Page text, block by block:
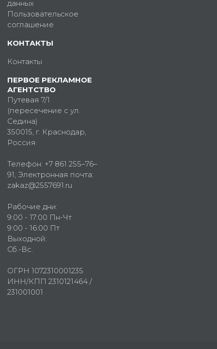
данных
Пользовательское
соглашение
КОНТАКТЫ
Контакты
ПЕРВОЕ РЕКЛАМНОЕ
АГЕНТСТВО
Путевая 7/1
(пересечение с ул.
Седина)
350015, г. Краснодар,
Россия
Телефон: +7 861 255–76–
91, Электронная почта:
zakaz@2557691.ru
Рабочие дни:
9:00 - 17:00 Пн-Чт
9:00 - 16:00 Пт
Выходной:
Сб.-Вс.
ОГРН 1072310001235
ИНН/КПП 2310121464 /
231001001